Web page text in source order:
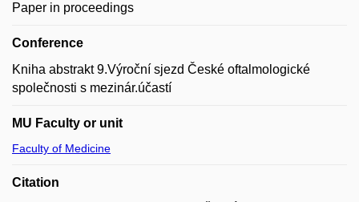
Paper in proceedings
Conference
Kniha abstrakt 9.Výroční sjezd České oftalmologické
společnosti s mezinár.účastí
MU Faculty or unit
Faculty of Medicine
Citation